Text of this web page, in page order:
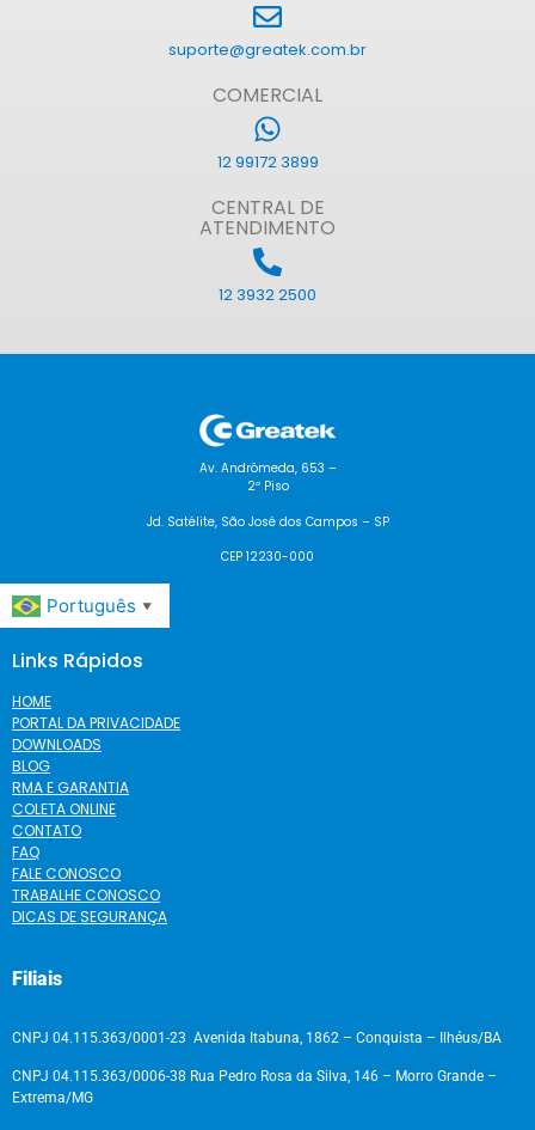
suporte@greatek.com.br
COMERCIAL
12 99172 3899
CENTRAL DE
ATENDIMENTO
12 3932 2500
Av. Andrômeda, 653 –
2º Piso
Jd. Satélite, São José dos Campos – SP
CEP 12230-000
Português ▼
Links Rápidos
HOME
PORTAL DA PRIVACIDADE
DOWNLOADS
BLOG
RMA E GARANTIA
COLETA ONLINE
CONTATO
FAQ
FALE CONOSCO
TRABALHE CONOSCO
DICAS DE SEGURANÇA
Filiais
CNPJ 04.115.363/0001-23 Avenida Itabuna, 1862 – Conquista – Ilhéus/BA
CNPJ 04.115.363/0006-38 Rua Pedro Rosa da Silva, 146 – Morro Grande –
Extrema/MG